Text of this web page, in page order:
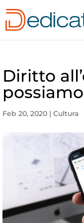
Diritto
Feb 20, 2020 | Cultura